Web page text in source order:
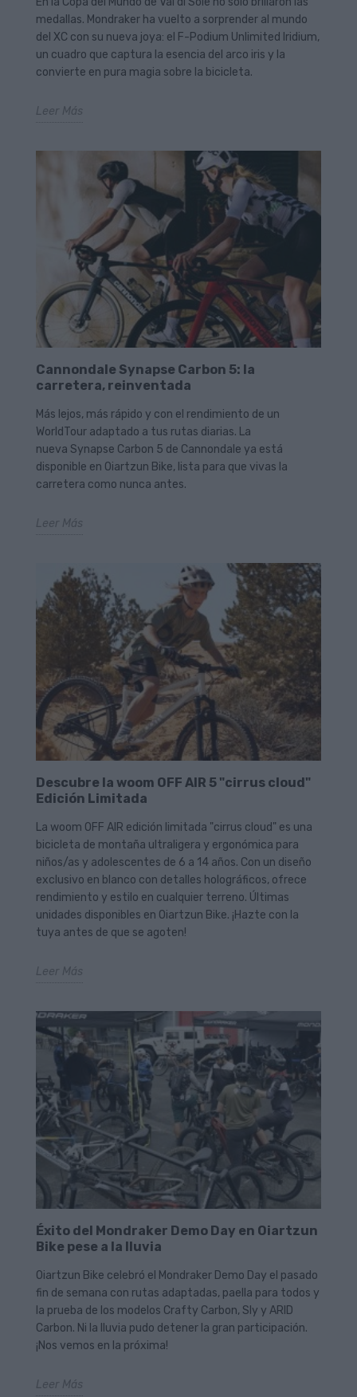
medallas. Mondraker ha vuelto a sorprender al mundo
del XC con su nueva joya: el F-Podium Unlimited Iridium,
un cuadro que captura la esencia del arco iris y la
convierte en pura magia sobre la bicicleta.
Leer Más
Cannondale Synapse Carbon 5: la
carretera, reinventada
Más lejos, más rápido y con el rendimiento de un
WorldTour adaptado a tus rutas diarias. La
nueva Synapse Carbon 5 de Cannondale ya está
disponible en Oiartzun Bike, lista para que vivas la
carretera como nunca antes.
Leer Más
Descubre la woom OFF AIR 5 "cirrus cloud"
Edición Limitada
La woom OFF AIR edición limitada "cirrus cloud" es una
bicicleta de montaña ultraligera y ergonómica para
niños/as y adolescentes de 6 a 14 años. Con un diseño
exclusivo en blanco con detalles holográficos, ofrece
rendimiento y estilo en cualquier terreno. Últimas
unidades disponibles en Oiartzun Bike. ¡Hazte con la
tuya antes de que se agoten!
Leer Más
Éxito del Mondraker Demo Day en Oiartzun
Bike pese a la lluvia
Oiartzun Bike celebró el Mondraker Demo Day el pasado
fin de semana con rutas adaptadas, paella para todos y
la prueba de los modelos Crafty Carbon, Sly y ARID
Carbon. Ni la lluvia pudo detener la gran participación.
¡Nos vemos en la próxima!
Leer Más